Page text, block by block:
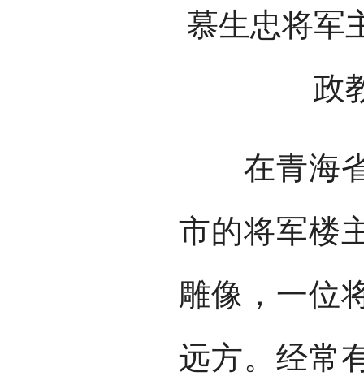
慕生忠将军
政
在青海省
市的将军楼
雕像，一位
远方。经常